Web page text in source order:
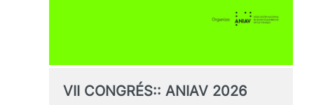
VII CONGRÉS:: ANIAV 2026